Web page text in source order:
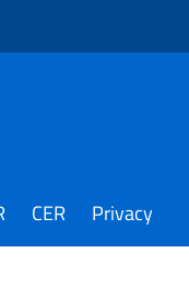
CER Privacy